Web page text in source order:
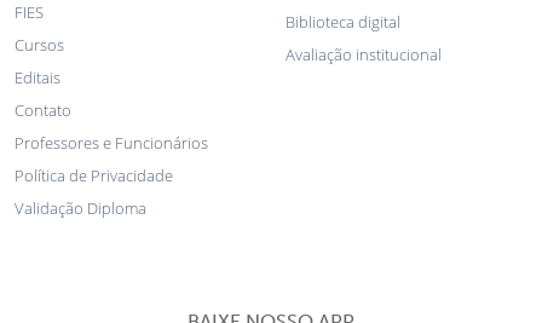
FIES
Cursos
Editais
Contato
Professores e Funcionários
Política de Privacidade
Validação Diploma
Biblioteca digital
Avaliação institucional